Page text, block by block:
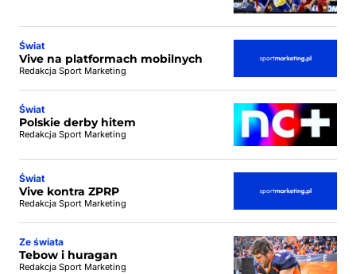
Świat
Vive na platformach mobilnych
Redakcja Sport Marketing
Świat
Polskie derby hitem
Redakcja Sport Marketing
Świat
Vive kontra ZPRP
Redakcja Sport Marketing
Ze świata
Tebow i huragan
Redakcja Sport Marketing